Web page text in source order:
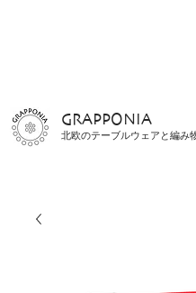
北欧のテーブルウェアと編み
GRAPPONIA